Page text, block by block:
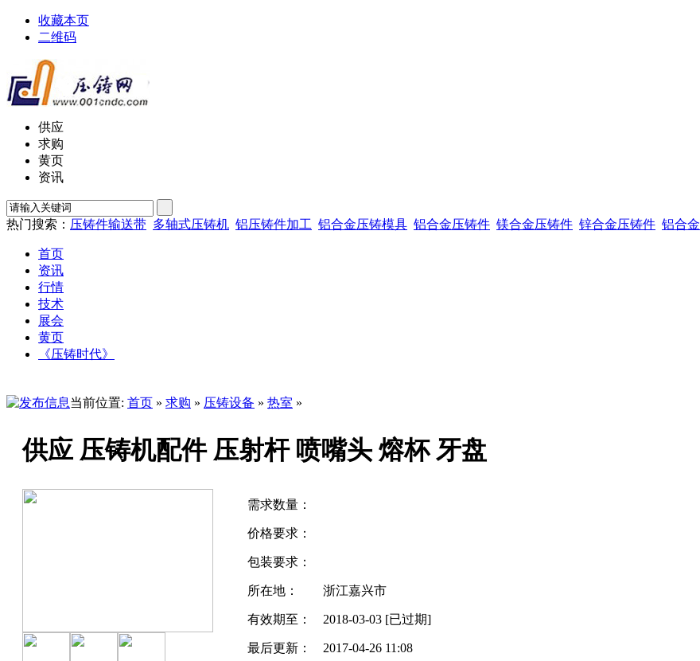
收藏本页
二维码
供应
求购
黄页
资讯
热门搜索： 压铸件输送带 多轴式压铸机 铝压铸件加工 铝合金压铸模具 铝合金压铸件 镁合金压铸件 锌合金压铸件 铝合
首页
资讯
行情
技术
展会
黄页
《压铸时代》
当前位置: 首页 » 求购 » 压铸设备 » 热室 »
供应 压铸机配件 压射杆 喷嘴头 熔杯 牙盘
需求数量：
价格要求：
包装要求：
所在地： 浙江嘉兴市
有效期至： 2018-03-03 [已过期]
最后更新： 2017-04-26 11:08